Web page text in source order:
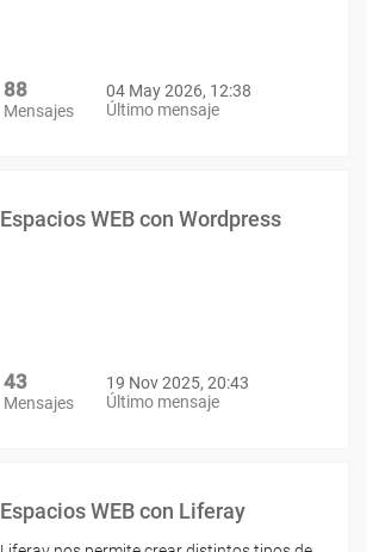
88
Mensajes
04 May 2026, 12:38
Último mensaje
Espacios WEB con Wordpress
43
Mensajes
19 Nov 2025, 20:43
Último mensaje
Espacios WEB con Liferay